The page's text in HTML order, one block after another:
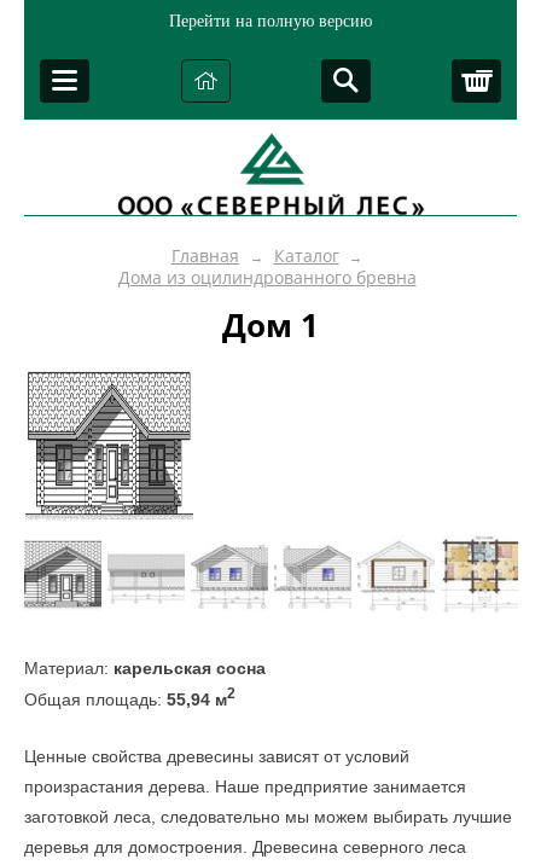
Перейти на полную версию
Главная → Каталог →
Дома из оцилиндрованного бревна
Дом 1
Материал: карельская сосна
Общая площадь: 55,94 м2
Ценные свойства древесины зависят от условий
произрастания дерева. Наше предприятие занимается
заготовкой леса, следовательно мы можем выбирать лучшие
деревья для домостроения. Древесина северного леса